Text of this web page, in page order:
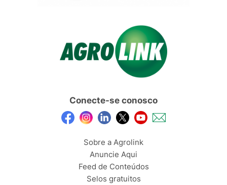
Conecte-se conosco
Sobre a Agrolink
Anuncie Aqui
Feed de Conteúdos
Selos gratuitos